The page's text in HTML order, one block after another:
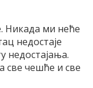
Никада ми неће
недостаје
недостајања.
све чешће и све